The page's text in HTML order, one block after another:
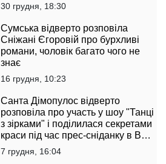
30 грудня, 18:30
Сумська відверто розповіла
Сніжані Єгоровій про бурхливі
романи, чоловік багато чого не
знає
16 грудня, 10:23
Санта Дімопулос відверто
розповіла про участь у шоу "Танці
з зірками" і поділилася секретами
краси під час прес-сніданку в B
Boutique Bar
7 грудня, 16:04